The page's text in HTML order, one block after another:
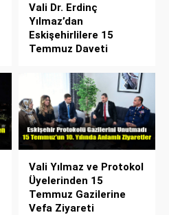
Vali Dr. Erdinç
Yılmaz’dan
Eskişehirlilere 15
Temmuz Daveti
Vali Yılmaz ve Protokol
Üyelerinden 15
Temmuz Gazilerine
Vefa Ziyareti